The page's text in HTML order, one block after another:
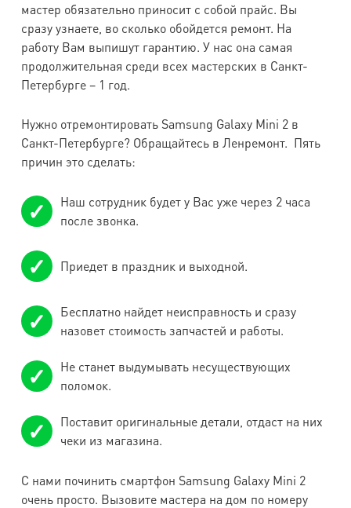
Samsung
Galaxy S2+
i9105
Galaxy
i9103
4000 4000 1500 1500
Galaxy S2
i9100
4700 4700 1500 1500
Samsung
Grand GT-
i9082
Samsung
Galaxy
i9070
Samsung
Grand Neo
3700
Samsung
мастер обязательно приносит с собой прайс. Вы
сразу узнаете, во сколько обойдется ремонт. На
работу Вам выпишут гарантию. У нас она самая
продолжительная среди всех мастерских в Санкт-
Петербурге – 1 год.
Нужно отремонтировать Samsung Galaxy Mini 2 в
Санкт-Петербурге? Обращайтесь в Ленремонт. Пять
причин это сделать:
Наш сотрудник будет у Вас уже через 2 часа
после звонка.
Приедет в праздник и выходной.
Бесплатно найдет неисправность и сразу
назовет стоимость запчастей и работы.
Не станет выдумывать несуществующих
поломок.
Поставит оригинальные детали, отдаст на них
чеки из магазина.
С нами починить смартфон Samsung Galaxy Mini 2
очень просто. Вызовите мастера на дом по номеру